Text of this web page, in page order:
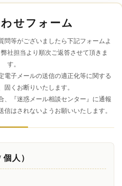
せフォーム
問等がございましたら下記フォームよ
社担当より順次ご返答させて頂きま
す。
電子メールの送信の適正化等に関する
固くお断りいたします。
、『迷惑メール相談センター』に通報
はされないようお願いいたします。
人）